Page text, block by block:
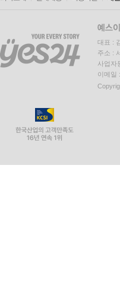
대표 :
주소 :
사업자
이메일